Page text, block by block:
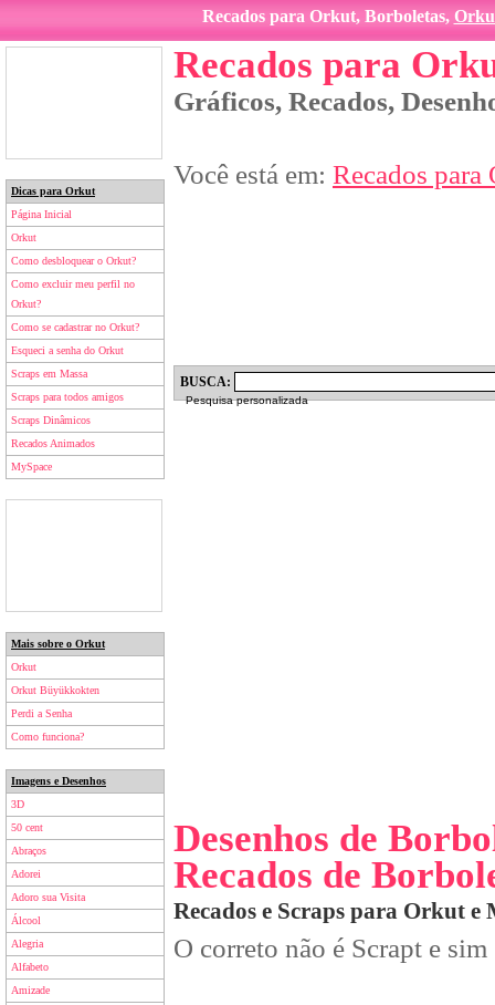
Recados para Orkut, Borboletas,
Dicas para Orkut
Página Inicial
Orkut
Como desbloquear o Orkut?
Como excluir meu perfil no
Orkut?
Como se cadastrar no Orkut?
Esqueci a senha do Orkut
Scraps em Massa
Scraps para todos amigos
Scraps Dinâmicos
Recados Animados
MySpace
Mais sobre o Orkut
Orkut
Orkut Büyükkokten
Perdi a Senha
Como funciona?
Imagens e Desenhos
3D
50 cent
Abraços
Adorei
Adoro sua Visita
Álcool
Alegria
Alfabeto
Amizade
Recados para
Gráficos, Recados,
Você está em: Recados para
BUSCA:
Pesquisa personalizada
Desenhos de
Recados de
Recados e Scraps para Orkut e
O correto não é Scrapt e